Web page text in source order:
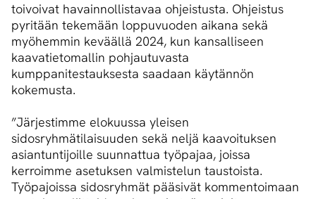
toivoivat havainnollistavaa ohjeistusta. Ohjeistus
pyritään tekemään loppuvuoden aikana sekä
myöhemmin keväällä 2024, kun kansalliseen
kaavatietomallin pohjautuvasta
kumppanitestauksesta saadaan käytännön
kokemusta.
”Järjestimme elokuussa yleisen
sidosryhmätilaisuuden sekä neljä kaavoituksen
asiantuntijoille suunnattua työpajaa, joissa
kerroimme asetuksen valmistelun taustoista.
Työpajoissa sidosryhmät pääsivät kommentoimaan